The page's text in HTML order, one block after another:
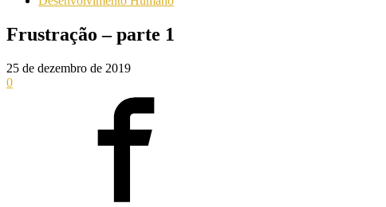
Frustração – parte 1
25 de dezembro de 2019
0